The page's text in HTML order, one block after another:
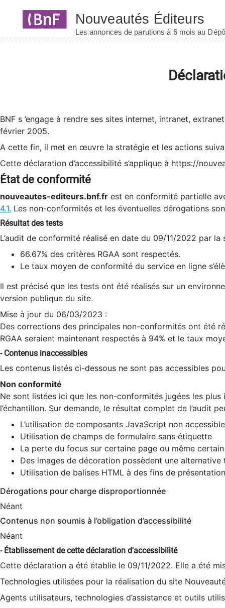
BNF s ’engage à rendre ses sites internet, intranet,
février 2005.
A cette fin, il met en œuvre la stratégie et les actions
Cette déclaration d’accessibilité s’applique à https://
État de conformité
nouveautes-editeurs.bnf.fr est en conformité partielle
4.1. Les non-conformités et les éventuelles dérogations
Résultat des tests
L’audit de conformité réalisé en date du 09/11/2022 par
66.67% des critères RGAA sont respectés.
Le taux moyen de conformité du service en ligne
Il est précisé que les tests ont été réalisés sur un
version publique du site.
Mise à jour du 06/03/2023 :
Des corrections des principales non-conformités ont été
RGAA seraient maintenant respectés à 94% et le taux
- Contenus inaccessibles
Les contenus listés ci-dessous ne sont pas accessibles
Non conformité
Ne sont listées ici que les non-conformités jugées les
l’échantillon. Sur demande, le résultat complet de l’audit
L’utilisation de composants JavaScript non
Utilisation de champs de formulaire sans étiquette
La perte du focus sur certaine page ou même
Des images de décoration possèdent une alternative
Utilisation de balises HTML à des fins de
Dérogations pour charge disproportionnée
Néant
Contenus non soumis à l’obligation d’accessibilité
Néant
- Établissement de cette déclaration d'accessibilité
Cette déclaration a été établie le 09/11/2022. Elle a été
Technologies utilisées pour la réalisation du site
Agents utilisateurs, technologies d’assistance et outils